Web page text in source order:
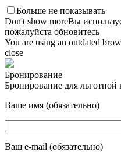
Больше не показывать
Don't show moreВы
пожалуйста обновитесь
You are using an outdated
close
Бронирование
Бронирование для льготной
Ваше имя (обязательно)
Ваш e-mail (обязательно)